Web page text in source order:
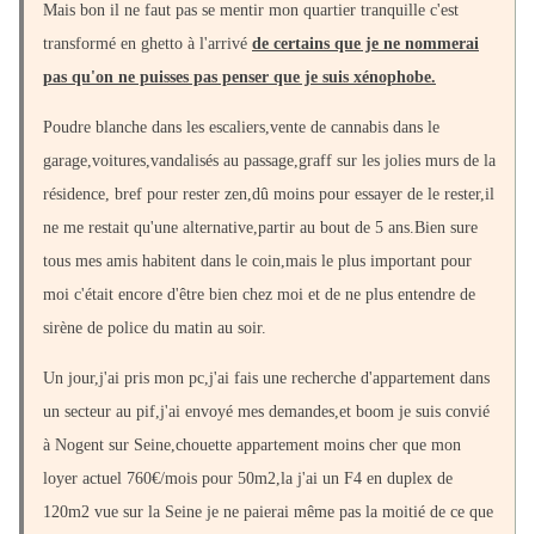
Mais bon il ne faut pas se mentir mon quartier tranquille c'est
transformé en ghetto à l'arrivé de certains que je ne nommerai
pas qu'on ne puisses pas penser que je suis xénophobe.
Poudre blanche dans les escaliers,vente de cannabis dans le
garage,voitures,vandalisés au passage,graff sur les jolies murs de la
résidence, bref pour rester zen,dû moins pour essayer de le rester,il
ne me restait qu'une alternative,partir au bout de 5 ans.Bien sure
tous mes amis habitent dans le coin,mais le plus important pour
moi c'était encore d'être bien chez moi et de ne plus entendre de
sirène de police du matin au soir.
Un jour,j'ai pris mon pc,j'ai fais une recherche d'appartement dans
un secteur au pif,j'ai envoyé mes demandes,et boom je suis convié
à Nogent sur Seine,chouette appartement moins cher que mon
loyer actuel 760€/mois pour 50m2,la j'ai un F4 en duplex de
120m2 vue sur la Seine je ne paierai même pas la moitié de ce que